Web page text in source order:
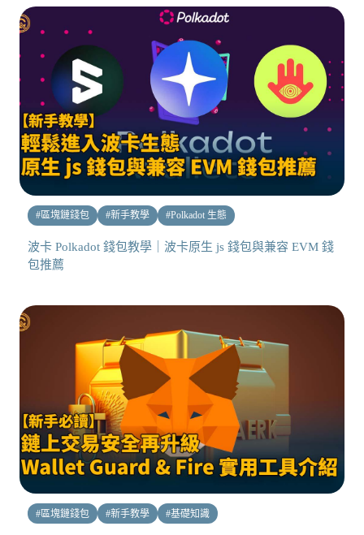
#區塊鏈錢包 #新手教學 #Polkadot 生態
波卡 Polkadot 錢包教學｜波卡原生 js 錢包與兼容 EVM 錢
包推薦
#區塊鏈錢包 #新手教學 #基礎知識